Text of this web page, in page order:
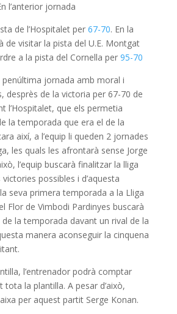
l’anterior jornada
de l’Hospitalet per 67-70. En la
de visitar la pista del U.E. Montgat
a la pista del Cornella per 95-70
penúltima jornada amb moral i
desprès de la victoria per 67-70 de
l’Hospitalet, que els permetia
la temporada que era el de la
així, a l’equip li queden 2 jornades
les quals les afrontarà sense Jorge
l’equip buscarà finalitzar la lliga
possibles i d’aquesta
seva primera temporada a la Lliga
Flor de Vimbodi Pardinyes buscarà
la temporada davant un rival de la
manera aconseguir la cinquena
l’entrenador podrà comptar
la plantilla. A pesar d’això,
per aquest partit Serge Konan.